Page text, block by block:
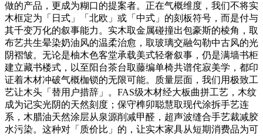
做的产品，更成为糊口的提案者。正在气概维度，我们不将实
木框定为「日式」「北欧」或「中式」的刻板符号，而是付与
其千变万化的叙事能力。实木取金属碰撞出包豪斯的棱角，取
布艺共生晕染奶油风的温柔治愈，取玻璃交融勾勒中古风的光
阴褶皱。无论是柚木色客堂承载美式轻奢叙事，仍是满墙书柜
建立藏书楼式，以至阳台茶台取藤编单椅共谱侘寂美学，都印
证着木材冲破气概枷锁的无限可能。质量层面，我们用极致工
艺让木头「替用户措辞」。FAS级木材经大板曲拼工艺，木纹
成为记实光阴的天然刻度；保守榫卯聪慧取现代涂拆手艺连
系，木腊油天然涂层从泉源削减甲醛，超声波缝合手艺裁减胶
水污染。这种对「质价比」的，让实木家具从短期消费品为可